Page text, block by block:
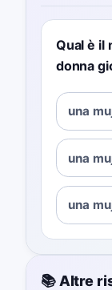
Qual è il
donna
una
una
una
📚 Altre